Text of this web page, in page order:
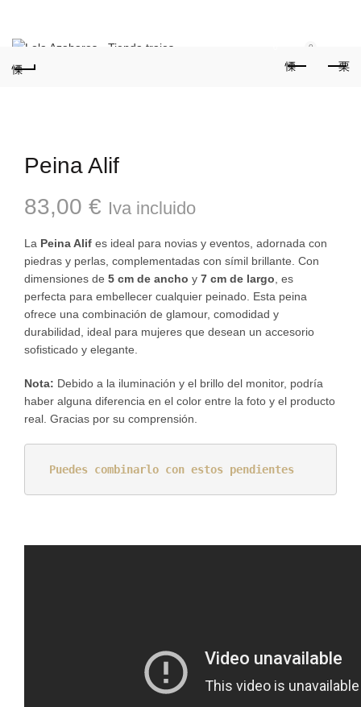
0
Peina Alif
83,00 € Iva incluido
La Peina Alif es ideal para novias y eventos, adornada con
piedras y perlas, complementadas con símil brillante. Con
dimensiones de 5 cm de ancho y 7 cm de largo, es
perfecta para embellecer cualquier peinado. Esta peina
ofrece una combinación de glamour, comodidad y
durabilidad, ideal para mujeres que desean un accesorio
sofisticado y elegante.
Nota: Debido a la iluminación y el brillo del monitor, podría
haber alguna diferencia en el color entre la foto y el producto
real. Gracias por su comprensión.
Puedes combinarlo con estos pendientes